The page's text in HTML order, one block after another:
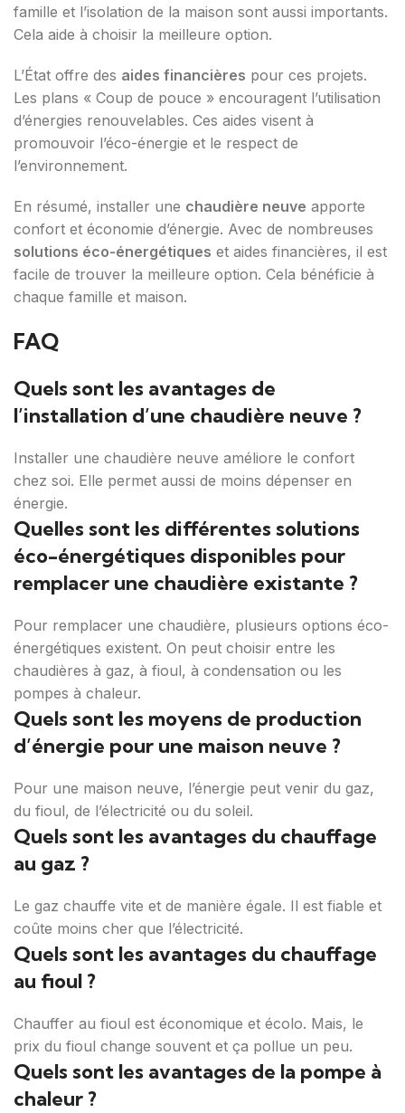
famille et l’isolation de la maison sont aussi importants.
Cela aide à choisir la meilleure option.
L’État offre des aides financières pour ces projets.
Les plans « Coup de pouce » encouragent l’utilisation
d’énergies renouvelables. Ces aides visent à
promouvoir l’éco-énergie et le respect de
l’environnement.
En résumé, installer une chaudière neuve apporte
confort et économie d’énergie. Avec de nombreuses
solutions éco-énergétiques et aides financières, il est
facile de trouver la meilleure option. Cela bénéficie à
chaque famille et maison.
FAQ
Quels sont les avantages de
l’installation d’une chaudière neuve ?
Installer une chaudière neuve améliore le confort
chez soi. Elle permet aussi de moins dépenser en
énergie.
Quelles sont les différentes solutions
éco-énergétiques disponibles pour
remplacer une chaudière existante ?
Pour remplacer une chaudière, plusieurs options éco-
énergétiques existent. On peut choisir entre les
chaudières à gaz, à fioul, à condensation ou les
pompes à chaleur.
Quels sont les moyens de production
d’énergie pour une maison neuve ?
Pour une maison neuve, l’énergie peut venir du gaz,
du fioul, de l’électricité ou du soleil.
Quels sont les avantages du chauffage
au gaz ?
Le gaz chauffe vite et de manière égale. Il est fiable et
coûte moins cher que l’électricité.
Quels sont les avantages du chauffage
au fioul ?
Chauffer au fioul est économique et écolo. Mais, le
prix du fioul change souvent et ça pollue un peu.
Quels sont les avantages de la pompe à
chaleur ?